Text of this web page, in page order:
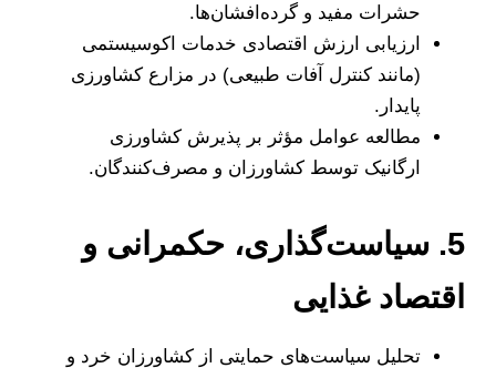
حشرات مفید و گرده‌افشان‌ها.
ارزیابی ارزش اقتصادی خدمات اکوسیستمی
(مانند کنترل آفات طبیعی) در مزارع کشاورزی
پایدار.
مطالعه عوامل مؤثر بر پذیرش کشاورزی
ارگانیک توسط کشاورزان و مصرف‌کنندگان.
5. سیاست‌گذاری، حکمرانی و
اقتصاد غذایی
تحلیل سیاست‌های حمایتی از کشاورزان خرد و